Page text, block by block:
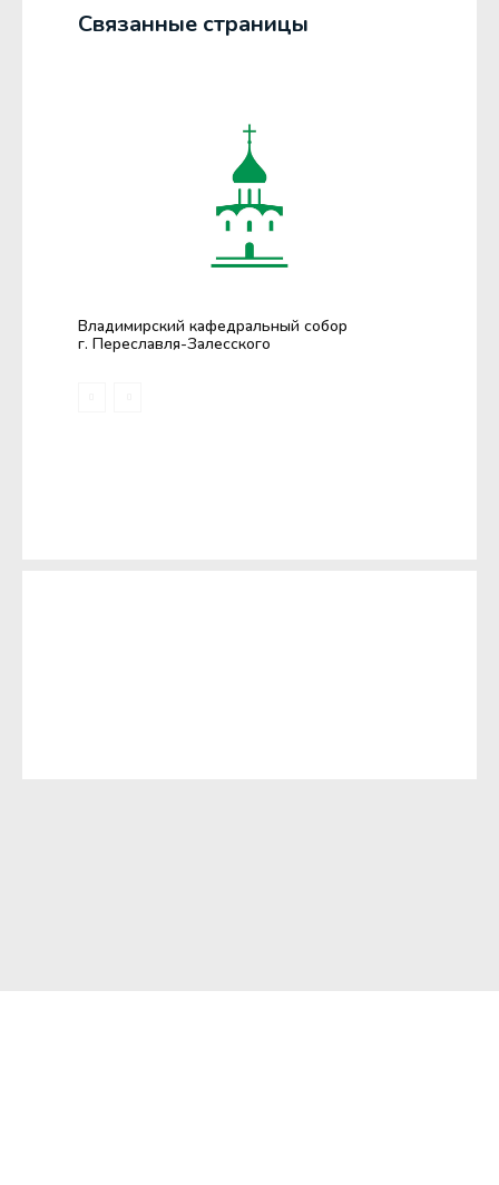
Связанные страницы
Владимирский кафедральный собор
г. Переславля-Залесского